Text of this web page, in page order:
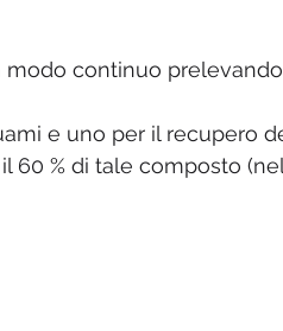
continuo
e uno per il recupero
60 % di tale composto